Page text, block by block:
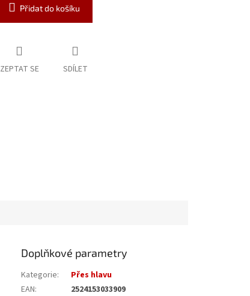
Přidat do košíku
ZEPTAT SE SDÍLET
Doplňkové parametry
Kategorie:
Přes hlavu
EAN: 2524153033909